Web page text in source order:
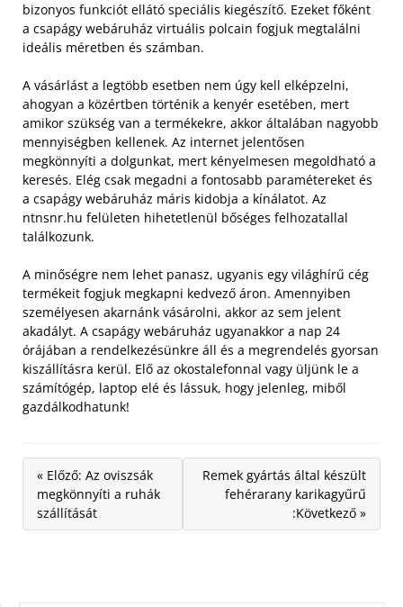
bizonyos funkciót ellátó speciális kiegészítő. Ezeket főként
a csapágy webáruház virtuális polcain fogjuk megtalálni
ideális méretben és számban.
A vásárlást a legtöbb esetben nem úgy kell elképzelni,
ahogyan a közértben történik a kenyér esetében, mert
amikor szükség van a termékekre, akkor általában nagyobb
mennyiségben kellenek. Az internet jelentősen
megkönnyíti a dolgunkat, mert kényelmesen megoldható a
keresés. Elég csak megadni a fontosabb paramétereket és
a csapágy webáruház máris kidobja a kínálatot. Az
ntnsnr.hu felületen hihetetlenül bőséges felhozatallal
találkozunk.
A minőségre nem lehet panasz, ugyanis egy világhírű cég
termékeit fogjuk megkapni kedvező áron. Amennyiben
személyesen akarnánk vásárolni, akkor az sem jelent
akadályt. A csapágy webáruház ugyanakkor a nap 24
órájában a rendelkezésünkre áll és a megrendelés gyorsan
kiszállításra kerül. Elő az okostalefonnal vagy üljünk le a
számítógép, laptop elé és lássuk, hogy jelenleg, miből
gazdálkodhatunk!
« Előző: Az oviszsák
megkönnyíti a ruhák
szállítását
Remek gyártás által készült
fehérarany karikagyűrű
:Következő »